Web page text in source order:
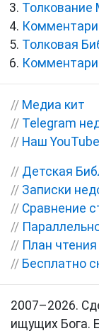
Толкование
Толковая
// Медиа кит
// Telegram
// Наш
// Детская
// Записки
// Сравнение
//
// План
// Бесплатно
2007–2026.
ищущих Бога.